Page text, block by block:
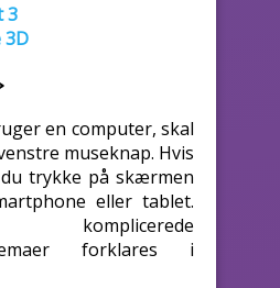
3
3D
en computer, skal
museknap. Hvis
trykke på skærmen
eller tablet.
forklares i